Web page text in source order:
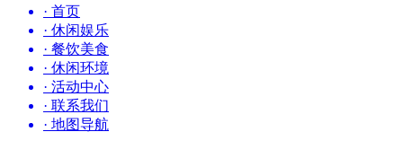
· 首页
· 休闲娱乐
· 餐饮美食
· 休闲环境
· 活动中心
· 联系我们
· 地图导航